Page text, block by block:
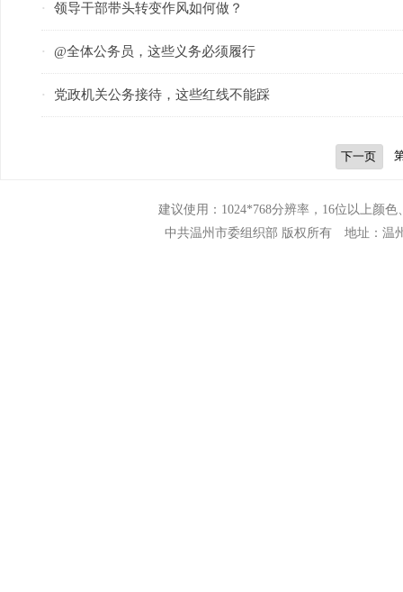
· 领导干部带头转变作风如何做？
· @全体公务员，这些义务必须履行
· 党政机关公务接待，这些红线不能踩
下一页
建议使用：1024*768分辨率，16位以上颜
中共温州市委组织部 版权所有 地址：温